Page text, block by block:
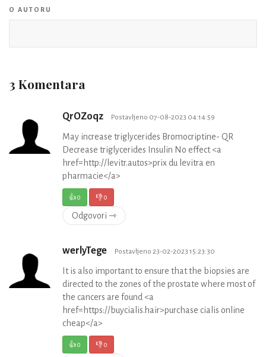
O AUTORU
3 Komentara
QrOZoqz Postavljeno 07-08-2023 04:14:59
May increase triglycerides Bromocriptine- QR
Decrease triglycerides Insulin No effect <a
href=http://levitr.autos>prix du levitra en
pharmacie</a>
👍0 👎0
Odgovori ⇾
werlyTege Postavljeno 23-02-2023 15:23:30
It is also important to ensure that the biopsies are
directed to the zones of the prostate where most of
the cancers are found <a
href=https://buycialis.hair>purchase cialis online
cheap</a>
👍0 👎0